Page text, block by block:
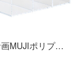
良品計画MUJIポリプロピレン分離機他